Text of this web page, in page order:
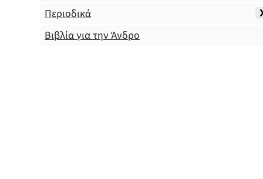
Περιοδικά
Βιβλία για την Άνδρο